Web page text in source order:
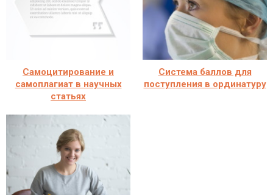
Самоцитирование и
самоплагиат в научных
статьях
Система баллов для
поступления в ординатуру